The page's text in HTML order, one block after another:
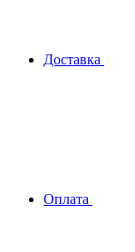
Доставка
Оплата